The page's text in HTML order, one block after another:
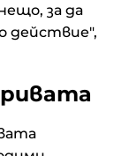
за да
действие",